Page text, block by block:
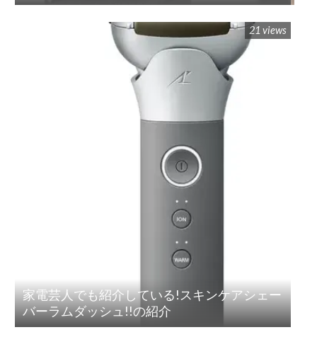
紹介
家電芸人でも紹介している!スキンケアシェー
バーラムダッシュ!!の紹介
21 views